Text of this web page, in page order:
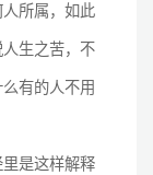
所属，如此
生之苦，不
有的人不用
是这样解释